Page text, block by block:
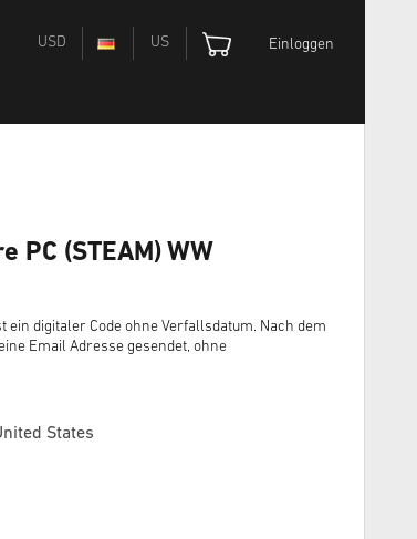
USD US Einloggen
PC (STEAM) WW
ein digitaler Code ohne Verfallsdatum. Nach dem
Email Adresse gesendet, ohne
States